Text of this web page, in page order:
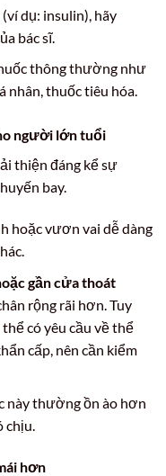
dụ: insulin), hãy
bác sĩ.
thông thường như
nhân, thuốc tiêu hóa.
người lớn tuổi
thiện đáng kể sự
bay.
hoặc vươn vai dễ dàng
gần cửa thoát
rộng rãi hơn. Tuy
có yêu cầu về thể
cấp, nên cần kiểm
này thường ồn ào hơn
chịu.
hơn